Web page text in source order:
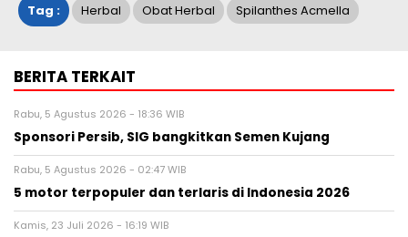
Tag : Herbal Obat Herbal Spilanthes Acmella
BERITA TERKAIT
Rabu, 5 Agustus 2026 - 18:36 WIB
Sponsori Persib, SIG bangkitkan Semen Kujang
Rabu, 5 Agustus 2026 - 02:47 WIB
5 motor terpopuler dan terlaris di Indonesia 2026
Kamis, 23 Juli 2026 - 16:19 WIB